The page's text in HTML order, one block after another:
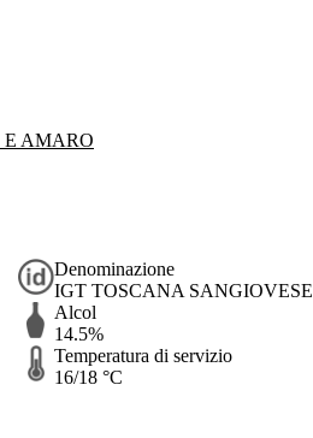
E AMARO
Denominazione
IGT TOSCANA SANGIOVESE
Alcol
14.5%
Temperatura di servizio
16/18 °C